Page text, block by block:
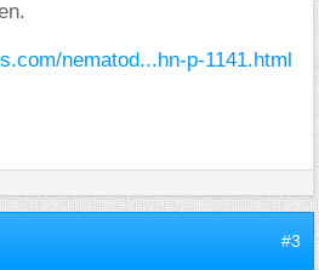
nematod...hn-p-1141.html
#3